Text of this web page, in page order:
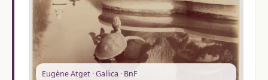
Eugène Atget · Gallica · BnF